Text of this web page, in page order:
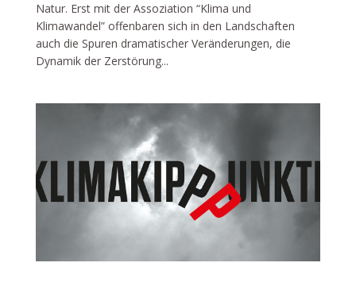
Natur. Erst mit der Assoziation “Klima und
Klimawandel” offenbaren sich in den Landschaften
auch die Spuren dramatischer Veränderungen, die
Dynamik der Zerstörung...